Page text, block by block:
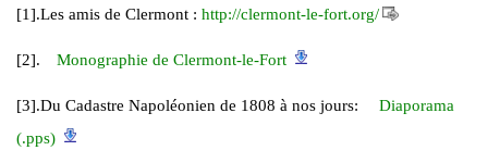
[1].Les amis de Clermont : http://clermont-le-fort.org/
[2]. Monographie de Clermont-le-Fort
[3].Du Cadastre Napoléonien de 1808 à nos jours:
Diaporama
(.pps)